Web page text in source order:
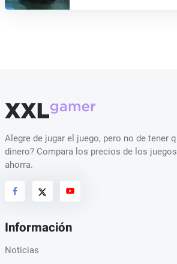
Alegre de jugar el juego, pero no de tener
dinero? Compara los precios de los
ahorra.
Información
Noticias